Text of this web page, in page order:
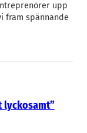
lyckosamt”
upp
fram spännande